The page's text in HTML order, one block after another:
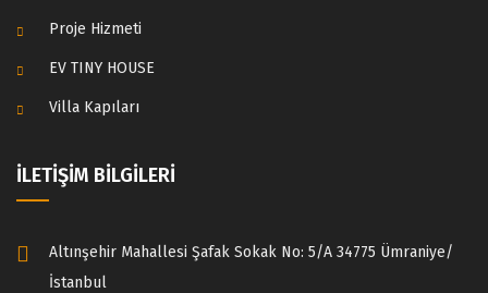
Proje Hizmeti
EV TINY HOUSE
Villa Kapıları
İLETİŞİM BİLGİLERİ
Altınşehir Mahallesi Şafak Sokak No: 5/A 34775 Ümraniye/
İstanbul